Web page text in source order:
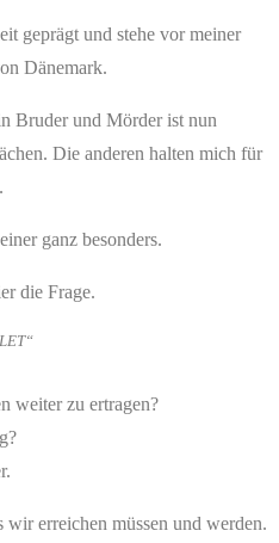
geprägt und stehe vor meiner
Dänemark.
Bruder und Mörder ist nun
Die anderen halten mich für
ganz besonders.
die Frage.
weiter zu ertragen?
erreichen müssen und werden.